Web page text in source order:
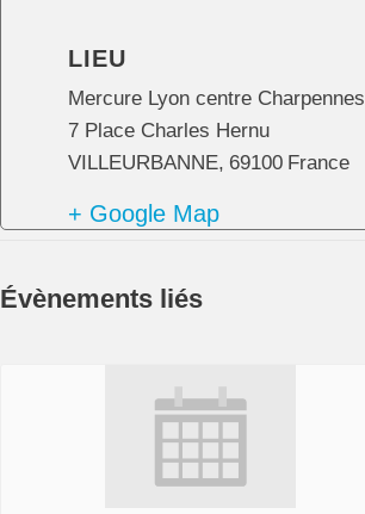
LIEU
Mercure Lyon centre Charpennes
7 Place Charles Hernu
VILLEURBANNE, 69100 France
+ Google Map
Évènements liés